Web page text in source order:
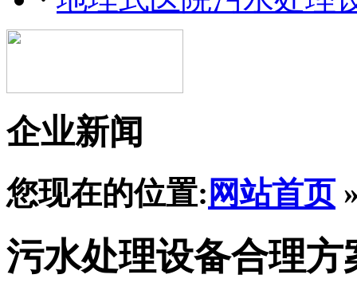
企业新闻
您现在的位置: 网站首页
污水处理设备合理方